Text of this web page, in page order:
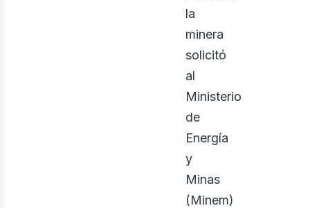
la
minera
solicitó
al
Ministerio
de
Energía
y
Minas
(Minem)